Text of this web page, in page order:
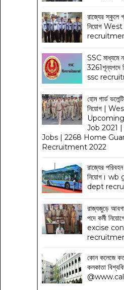
রাজ্যের স্কুলে
নিয়োগ
SSC
3261শূন্যপদে
ssc
হোম গার্ড
নিয়োগ |
Job 2021
Jobs | 2268 Home
Recruitment 2022
রাজ্যের
নিয়োগ।
dept
রাজ্যজুড়ে
পদে কর্মী
excise
কোন কলেজে কত
কলকাতা